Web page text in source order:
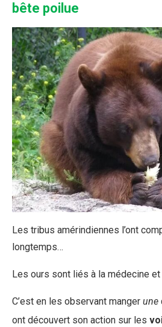
bête poilue
Les tribus amérindiennes l’ont
longtemps…
Les ours sont liés à la médecine et
C’est en les observant manger une
ont découvert son action sur les